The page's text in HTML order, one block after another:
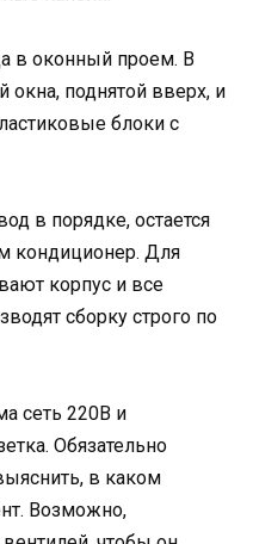
в оконный проем. В
поднятой вверх, и
блоки с
в порядке, остается
кондиционер. Для
корпус и все
сборку строго по
сеть 220В и
Обязательно
в каком
Возможно,